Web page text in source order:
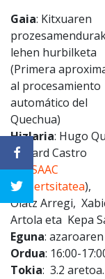
Gaia: Kitxuaren
lehen hurbilketa
(Primera
al procesamiento
automático del
Quechua)
Hizlaria: Hugo
Richard Castro
(UNSAAC
unibertsitatea),
Olatz Arregi,
Artola eta Kepa
Eguna:
Ordua: 16:00-
Tokia: 3.2 aretoa.